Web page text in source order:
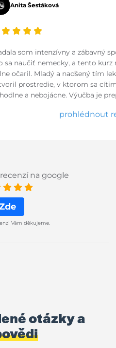
spôsob,
tento kurz ma
tím lektorov
sa cítim
je prepra...
recenzi
Od A
a
se
na google
Vám děkujeme.
otázky a